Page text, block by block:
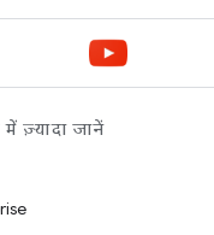
ज़्यादा जानें